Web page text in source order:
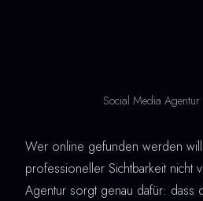
Social Media
Wer online gefunden werden
professioneller Sichtbarkeit nicht
Agentur sorgt genau dafür: dass